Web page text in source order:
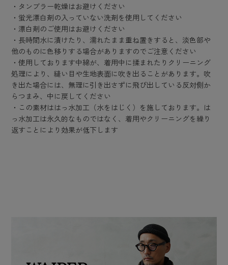
・タンブラー乾燥はお避けください
・蛍光漂白剤の入っていない洗剤を使用してください
・漂白剤のご使用はお避けください
・長時間水に漬けたり、濡れたまま重ね置きすると、淡色部や
他のものに色移りする場合がありますのでご注意ください
・使用しております中綿が、着用中に揉まれたりクリーニング
処理により、縫い目や生地表面に吹き出ることがあります。吹
き出た場合には、無理に引き出さずに飛び出している反対側か
らつまみ、中に戻してください
・この素材ははっ水加工（水をはじく）を施しております。は
っ水加工は永久的なものではなく、着用やクリーニングを繰り
返すことにより効果が低下します